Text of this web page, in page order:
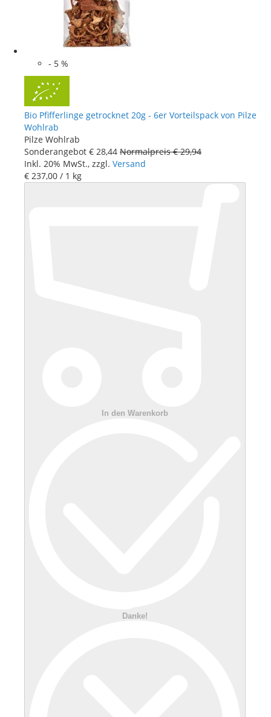
- 5 %
Bio Pfifferlinge getrocknet 20g - 6er Vorteilspack von Pilze
Wohlrab
Pilze Wohlrab
Sonderangebot € 28,44 Normalpreis € 29,94
Inkl. 20% MwSt., zzgl. Versand
€ 237,00 / 1 kg
In den Warenkorb
Danke!